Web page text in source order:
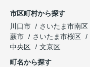
市区町村から探す
川口市
さいたま市南区
蕨市
さいたま市桜区
中央区
文京区
町名から探す